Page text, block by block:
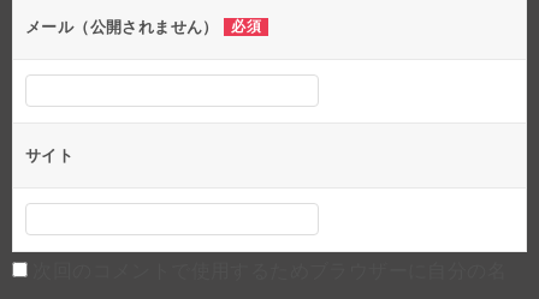
メール（公開されません） 必須
サイト